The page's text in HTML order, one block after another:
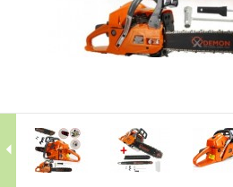
Darbarīki (1)
Darbarīki ar benzīna motoru (68)
Dārza un meža tehnika (399)